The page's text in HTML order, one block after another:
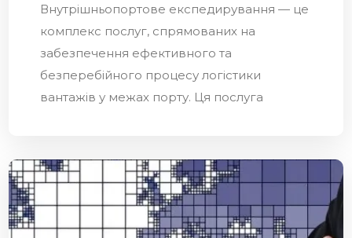
Внутрішньопортове експедирування — це
комплекс послуг, спрямованих на
забезпечення ефективного та
безперебійного процесу логістики
вантажів у межах порту. Ця послуга